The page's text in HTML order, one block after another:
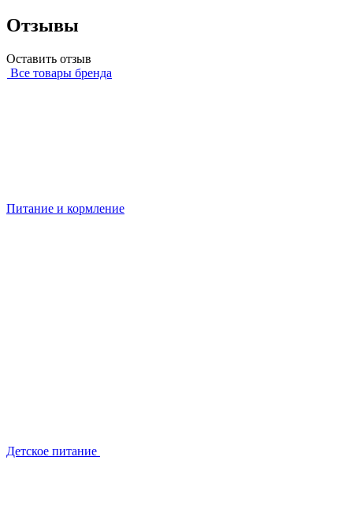
Отзывы
Оставить отзыв
Все товары бренда
Питание и кормление
Детское питание